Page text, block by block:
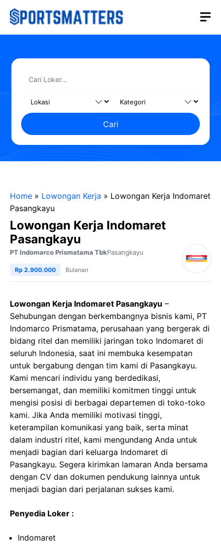
Langsung
Cari
Home » Lowongan Kerja » Lowongan Kerja Indomaret
Pasangkayu
Lowongan Kerja Indomaret
Pasangkayu
PT Indomarco Prismatama TbkPasangkayu
Rp 2.900.000 Bulanan
Lowongan Kerja Indomaret Pasangkayu –
Sehubungan dengan berkembangnya bisnis kami, PT
Indomarco Prismatama, perusahaan yang bergerak di
bidang ritel dan memiliki jaringan toko Indomaret di
seluruh Indonesia, saat ini membuka kesempatan
untuk bergabung dengan tim kami di Pasangkayu.
Kami mencari individu yang berdedikasi,
bersemangat, dan memiliki komitmen tinggi untuk
mengisi posisi di berbagai departemen di toko-toko
kami. Jika Anda memiliki motivasi tinggi,
keterampilan komunikasi yang baik, serta minat
dalam industri ritel, kami mengundang Anda untuk
menjadi bagian dari keluarga Indomaret di
Pasangkayu. Segera kirimkan lamaran Anda bersama
dengan CV dan dokumen pendukung lainnya untuk
menjadi bagian dari perjalanan sukses kami.
Penyedia Loker :
Indomaret